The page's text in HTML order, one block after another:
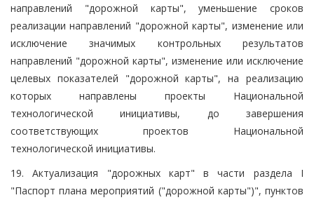
направлений "дорожной карты", уменьшение сроков
реализации направлений "дорожной карты", изменение или
исключение значимых контрольных результатов
направлений "дорожной карты", изменение или исключение
целевых показателей "дорожной карты", на реализацию
которых направлены проекты Национальной
технологической инициативы, до завершения
соответствующих проектов Национальной
технологической инициативы.
19. Актуализация "дорожных карт" в части раздела I
"Паспорт плана мероприятий ("дорожной карты")", пунктов